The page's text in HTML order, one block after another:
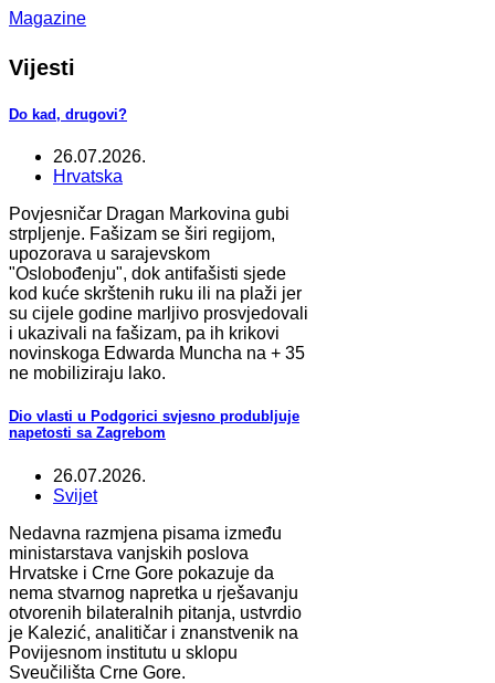
Magazine
Vijesti
Do kad, drugovi?
26.07.2026.
Hrvatska
Povjesničar Dragan Markovina gubi
strpljenje. Fašizam se širi regijom,
upozorava u sarajevskom
"Oslobođenju", dok antifašisti sjede
kod kuće skrštenih ruku ili na plaži jer
su cijele godine marljivo prosvjedovali
i ukazivali na fašizam, pa ih krikovi
novinskoga Edwarda Muncha na + 35
ne mobiliziraju lako.
Dio vlasti u Podgorici svjesno produbljuje
napetosti sa Zagrebom
26.07.2026.
Svijet
Nedavna razmjena pisama između
ministarstava vanjskih poslova
Hrvatske i Crne Gore pokazuje da
nema stvarnog napretka u rješavanju
otvorenih bilateralnih pitanja, ustvrdio
je Kalezić, analitičar i znanstvenik na
Povijesnom institutu u sklopu
Sveučilišta Crne Gore.